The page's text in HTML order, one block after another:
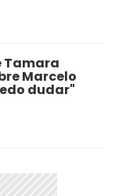
Tamara
Marcelo
dudar"